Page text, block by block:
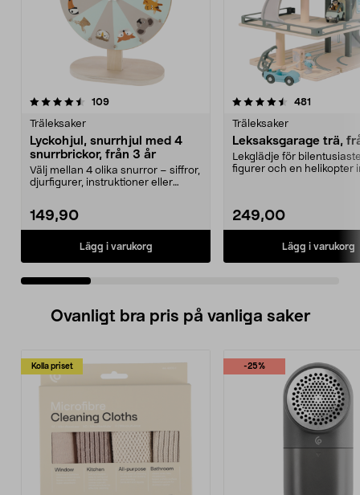
109recensioner
Träleksaker
Lyckohjul, snurrhjul med 4
snurrbrickor, från 3 år
Välj mellan 4 olika snurror – siffror,
djurfigurer, instruktioner eller
149,90
Lägg i varukorg
4.5 av 5 stjärnor 481
Träleksaker
Leksaksgarage trä,
Lekglädje för
figurer och en helikopter
249,00
Lägg i varukorg
4.5 av 5 stjärnor
Ovanligt bra pris på vanliga saker
Kolla priset -25%